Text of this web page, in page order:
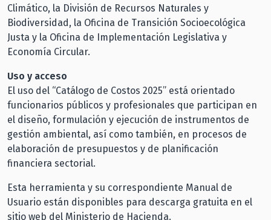
Climático, la División de Recursos Naturales y
Biodiversidad, la Oficina de Transición Socioecológica
Justa y la Oficina de Implementación Legislativa y
Economía Circular.
Uso y acceso
El uso del “Catálogo de Costos 2025” está orientado
funcionarios públicos y profesionales que participan en
el diseño, formulación y ejecución de instrumentos de
gestión ambiental, así como también, en procesos de
elaboración de presupuestos y de planificación
financiera sectorial.
Esta herramienta y su correspondiente Manual de
Usuario están disponibles para descarga gratuita en el
sitio web del Ministerio de Hacienda.